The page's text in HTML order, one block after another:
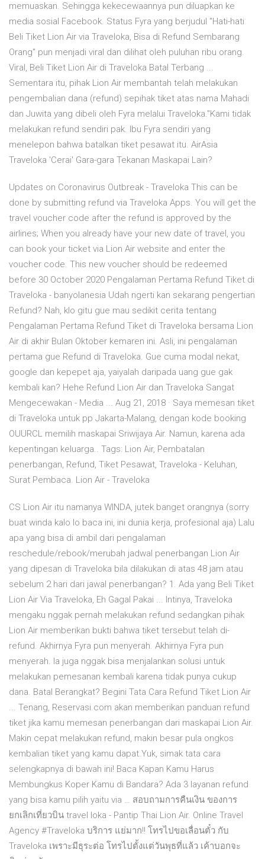
memuaskan. Sehingga kekecewaannya pun diluapkan ke
media sosial Facebook. Status Fyra yang berjudul "Hati-hati
Beli Tiket Lion Air via Traveloka, Bisa di Refund Sembarang
Orang" pun menjadi viral dan dilihat oleh puluhan ribu orang.
Viral, Beli Tiket Lion Air di Traveloka Batal Terbang ...
Sementara itu, pihak Lion Air membantah telah melakukan
pengembalian dana (refund) sepihak tiket atas nama Mahadi
dan Juwita yang dibeli oleh Fyra melalui Traveloka."Kami tidak
melakukan refund sendiri pak. Ibu Fyra sendiri yang
menelepon bahwa batalkan tiket pesawat itu. AirAsia
Traveloka 'Cerai' Gara-gara Tekanan Maskapai Lain?
Updates on Coronavirus Outbreak - Traveloka This can be
done by submitting refund via Traveloka Apps. You will get the
travel voucher code after the refund is approved by the
airlines; When you already have your new date of travel, you
can book your ticket via Lion Air website and enter the
voucher code. This new voucher should be redeemed
before 30 October 2020 Pengalaman Pertama Refund Tiket di
Traveloka - banyolanesia Udah ngerti kan sekarang pengertian
Refund? Nah, klo gitu gue mau sedikit cerita tentang
Pengalaman Pertama Refund Tiket di Traveloka bersama Lion
Air di akhir Bulan Oktober kemaren ini. Asli, ini pengalaman
pertama gue Refund di Traveloka. Gue cuma modal nekat,
google dan kepepet aja, yaiyalah daripada uang gue gak
kembali kan? Hehe Refund Lion Air dan Traveloka Sangat
Mengecewakan - Media ... Aug 21, 2018 · Saya memesan tiket
di Traveloka untuk pp Jakarta-Malang, dengan kode booking
OUURCL memilih maskapai Sriwijaya Air. Namun, karena ada
kepentingan keluarga.. Tags: Lion Air, Pembatalan
penerbangan, Refund, Tiket Pesawat, Traveloka - Keluhan,
Surat Pembaca. Lion Air - Traveloka
CS Lion Air itu namanya WINDA, jutek banget orangnya (sorry
buat winda kalo lo baca ini, ini dunia kerja, profesional aja) Lalu
apa yang bisa di ambil dari pengalaman
reschedule/rebook/merubah jadwal penerbangan Lion Air
yang dipesan di Traveloka bila dilakukan di atas 48 jam atau
sebelum 2 hari dari jawal penerbangan? 1. Ada yang Beli Tiket
Lion Air Via Traveloka, Eh Gagal Pakai ... Intinya, Traveloka
mengaku nggak pernah melakukan refund sedangkan pihak
Lion Air memberikan bukti bahwa tiket tersebut telah di-
refund. Akhirnya Fyra pun menyerah. Akhirnya Fyra pun
menyerah. Ia juga nggak bisa menjalankan solusi untuk
melakukan pemesanan kembali karena tidak punya cukup
dana. Batal Berangkat? Begini Tata Cara Refund Tiket Lion Air
... Tenang, Reservasi.com akan memberikan panduan refund
tiket jika kamu memesan penerbangan dari maskapai Lion Air.
Makin cepat melakukan refund, makin besar pula ongkos
kembalian tiket yang kamu dapat.Yuk, simak tata cara
selengkapnya di bawah ini! Baca Kapan Kamu Harus
Membungkus Koper Kamu di Bandara? Ada 3 layanan refund
yang bisa kamu pilih yaitu via … สอบถามการคืนเงิน ของการ
ยกเลิกเที่ยวบิน travel loka - Pantip Thai Lion Air. Online Travel
Agency #Traveloka บริการ แย่มาก!! โทรไปขอเลื่อนตั๋ว กับ
Traveloka เพราะมีธุระต่อ โทรไปตั้งแต่วันพุธที่แล้ว เค้าบอกจะ